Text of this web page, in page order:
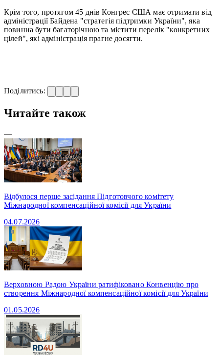
Крім того, протягом 45 днів Конгрес США має отримати від
адміністрації Байдена "стратегія підтримки України", яка
повинна бути багаторічною та містити перелік "конкретних
цілей", які адміністрація прагне досягти.
Поділитись:
Читайте також
—
Відбулося перше засідання Підготовчого комітету
Міжнародної компенсаційної комісії для України
04.07.2026
Верховною Радою України ратифіковано Конвенцію про
створення Міжнародної компенсаційної комісії для України
01.05.2026